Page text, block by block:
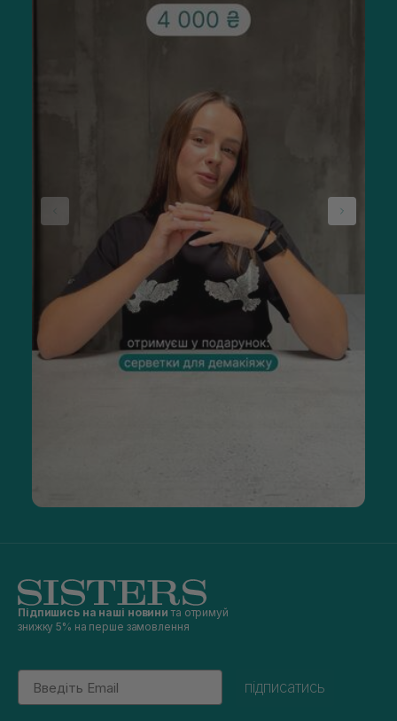
Підпишись на наші новини та отримуй
знижку 5% на перше замовлення
Email
підписатись